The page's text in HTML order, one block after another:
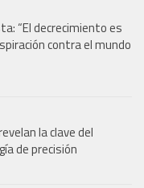
“El decrecimiento es
contra el mundo
la clave del
de precisión